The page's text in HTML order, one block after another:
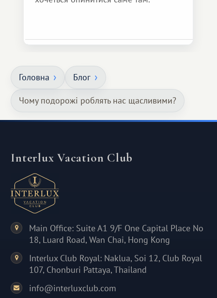
Головна Блог
Чому подорожі роблять нас щасливими?
Interlux Vacation Club
Main Office: Suite A1 9/F One Capital Place No
18, Luard Road, Wan Chai, Hong Kong
Interlux Club Royal: Naklua, Soi 12, Club Royal
107, Chonburi Pattaya, Thailand
info@interluxclub.com